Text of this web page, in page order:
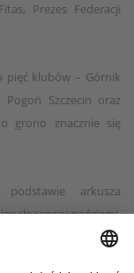
Prezes Federacji
pięć klubów – Górnik
Pogoń Szczecin oraz
grono znacznie się
arkusza
stadionową, ale